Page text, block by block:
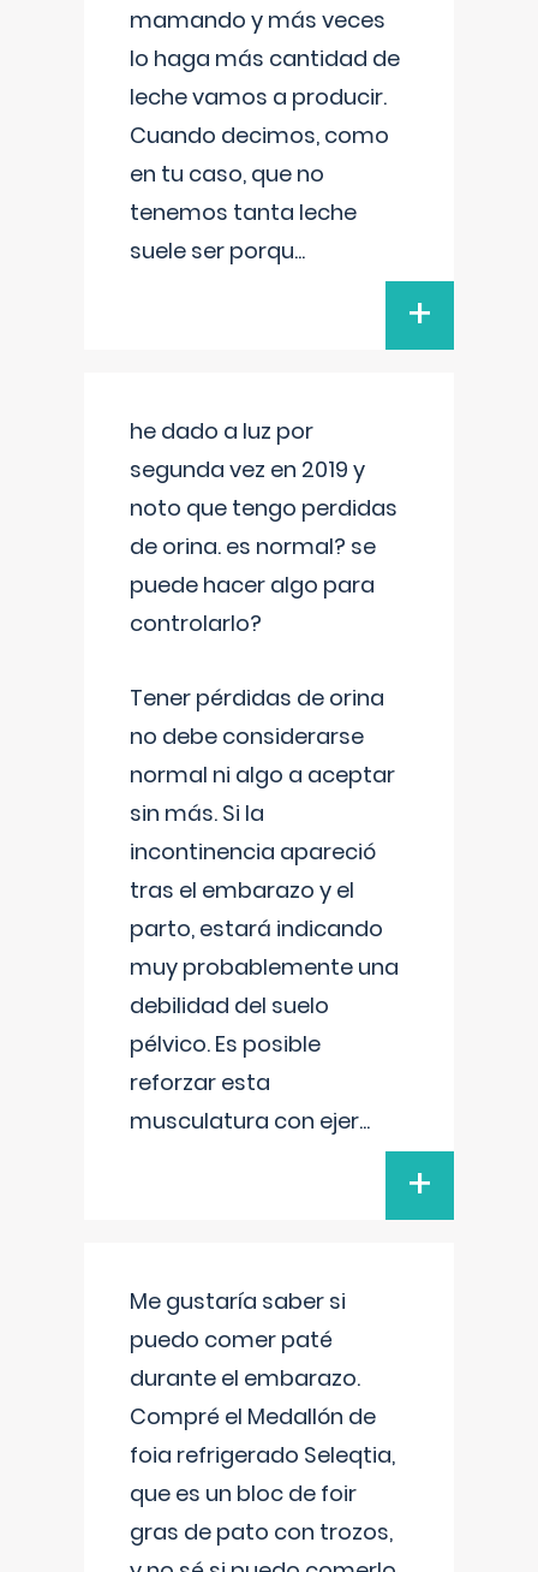
mamando y más veces
lo haga más cantidad de
leche vamos a producir.
Cuando decimos, como
en tu caso, que no
tenemos tanta leche
suele ser porqu...
+
he dado a luz por
segunda vez en 2019 y
noto que tengo perdidas
de orina. es normal? se
puede hacer algo para
controlarlo?
Tener pérdidas de orina
no debe considerarse
normal ni algo a aceptar
sin más. Si la
incontinencia apareció
tras el embarazo y el
parto, estará indicando
muy probablemente una
debilidad del suelo
pélvico. Es posible
reforzar esta
musculatura con ejer...
+
Me gustaría saber si
puedo comer paté
durante el embarazo.
Compré el Medallón de
foia refrigerado Seleqtia,
que es un bloc de foir
gras de pato con trozos,